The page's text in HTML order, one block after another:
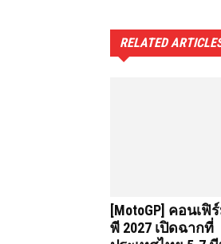
RELATED
[MotoGP] คอนเฟิ
พี 2027 เปิดฉากที่